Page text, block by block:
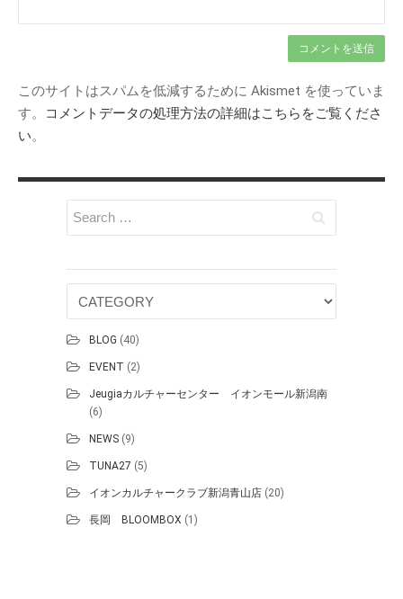
このサイトはスパムを低減するために Akismet を使っていま
す。
コメントデータの処理方法の詳細はこちらをご覧くださ
い。
BLOG (40)
EVENT (2)
Jeugiaカルチャーセンター イオンモール新潟南
(6)
NEWS (9)
TUNA27 (5)
イオンカルチャークラブ新潟青山店 (20)
長岡 BLOOMBOX (1)